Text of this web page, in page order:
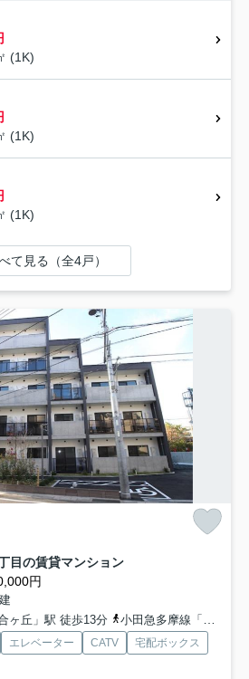
(1K)
(1K)
(1K)
て見る（全4戸）
目の賃貸マンション
円
ヶ丘」駅 徒歩13分
小田急多摩線「新百合ヶ丘」駅 徒歩13分
エレベーター CATV
宅配ボックス